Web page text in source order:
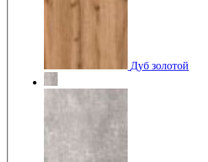
Дуб золотой